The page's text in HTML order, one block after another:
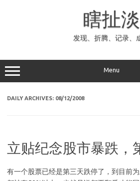
瞎扯淡
发现、折腾、记录、
Menu
DAILY ARCHIVES: 08/12/2008
立贴纪念股市暴跌，
有一个股票已经是第三天跌停了，到目前